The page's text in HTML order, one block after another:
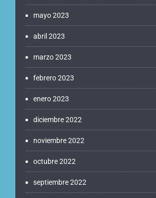
mayo 2023
abril 2023
marzo 2023
febrero 2023
enero 2023
diciembre 2022
noviembre 2022
octubre 2022
septiembre 2022